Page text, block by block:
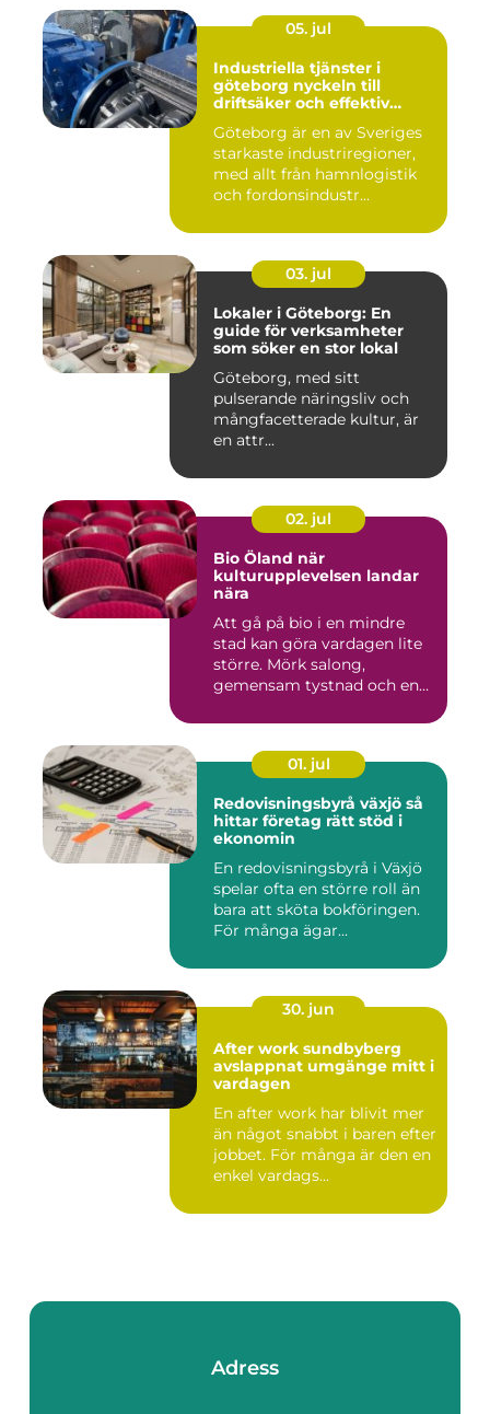
05. jul
Industriella tjänster i
göteborg nyckeln till
driftsäker och effektiv
Göteborg är en av Sveriges
starkaste industriregioner,
med allt från hamnlogistik
och fordonsindustr...
03. jul
Lokaler i Göteborg: En
guide för verksamheter
som söker en stor lokal
Göteborg, med sitt
pulserande näringsliv och
mångfacetterade kultur, är
en attr...
02. jul
Bio Öland när
kulturupplevelsen landar
nära
Att gå på bio i en mindre
stad kan göra vardagen lite
större. Mörk salong,
gemensam tystnad och en
01. jul
Redovisningsbyrå växjö så
hittar företag rätt stöd i
ekonomin
En redovisningsbyrå i Växjö
spelar ofta en större roll än
bara att sköta bokföringen.
För många ägar...
30. jun
After work sundbyberg
avslappnat umgänge mitt i
vardagen
En after work har blivit mer
än något snabbt i baren efter
jobbet. För många är den en
enkel vardags...
Adress